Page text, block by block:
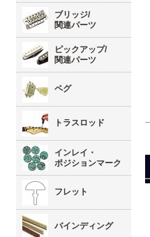
ブリッジ/
関連パーツ
ピックアップ/
関連パーツ
ペグ
トラスロッド
インレイ・
ポジションマーク
フレット
バインディング